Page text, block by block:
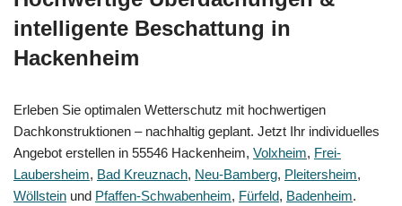
intelligente Beschattung in
Hackenheim
Erleben Sie optimalen Wetterschutz mit hochwertigen
Dachkonstruktionen – nachhaltig geplant. Jetzt Ihr individuelles
Angebot erstellen in 55546 Hackenheim, Volxheim, Frei-
Laubersheim, Bad Kreuznach, Neu-Bamberg, Pleitersheim,
Wöllstein und Pfaffen-Schwabenheim, Fürfeld, Badenheim.